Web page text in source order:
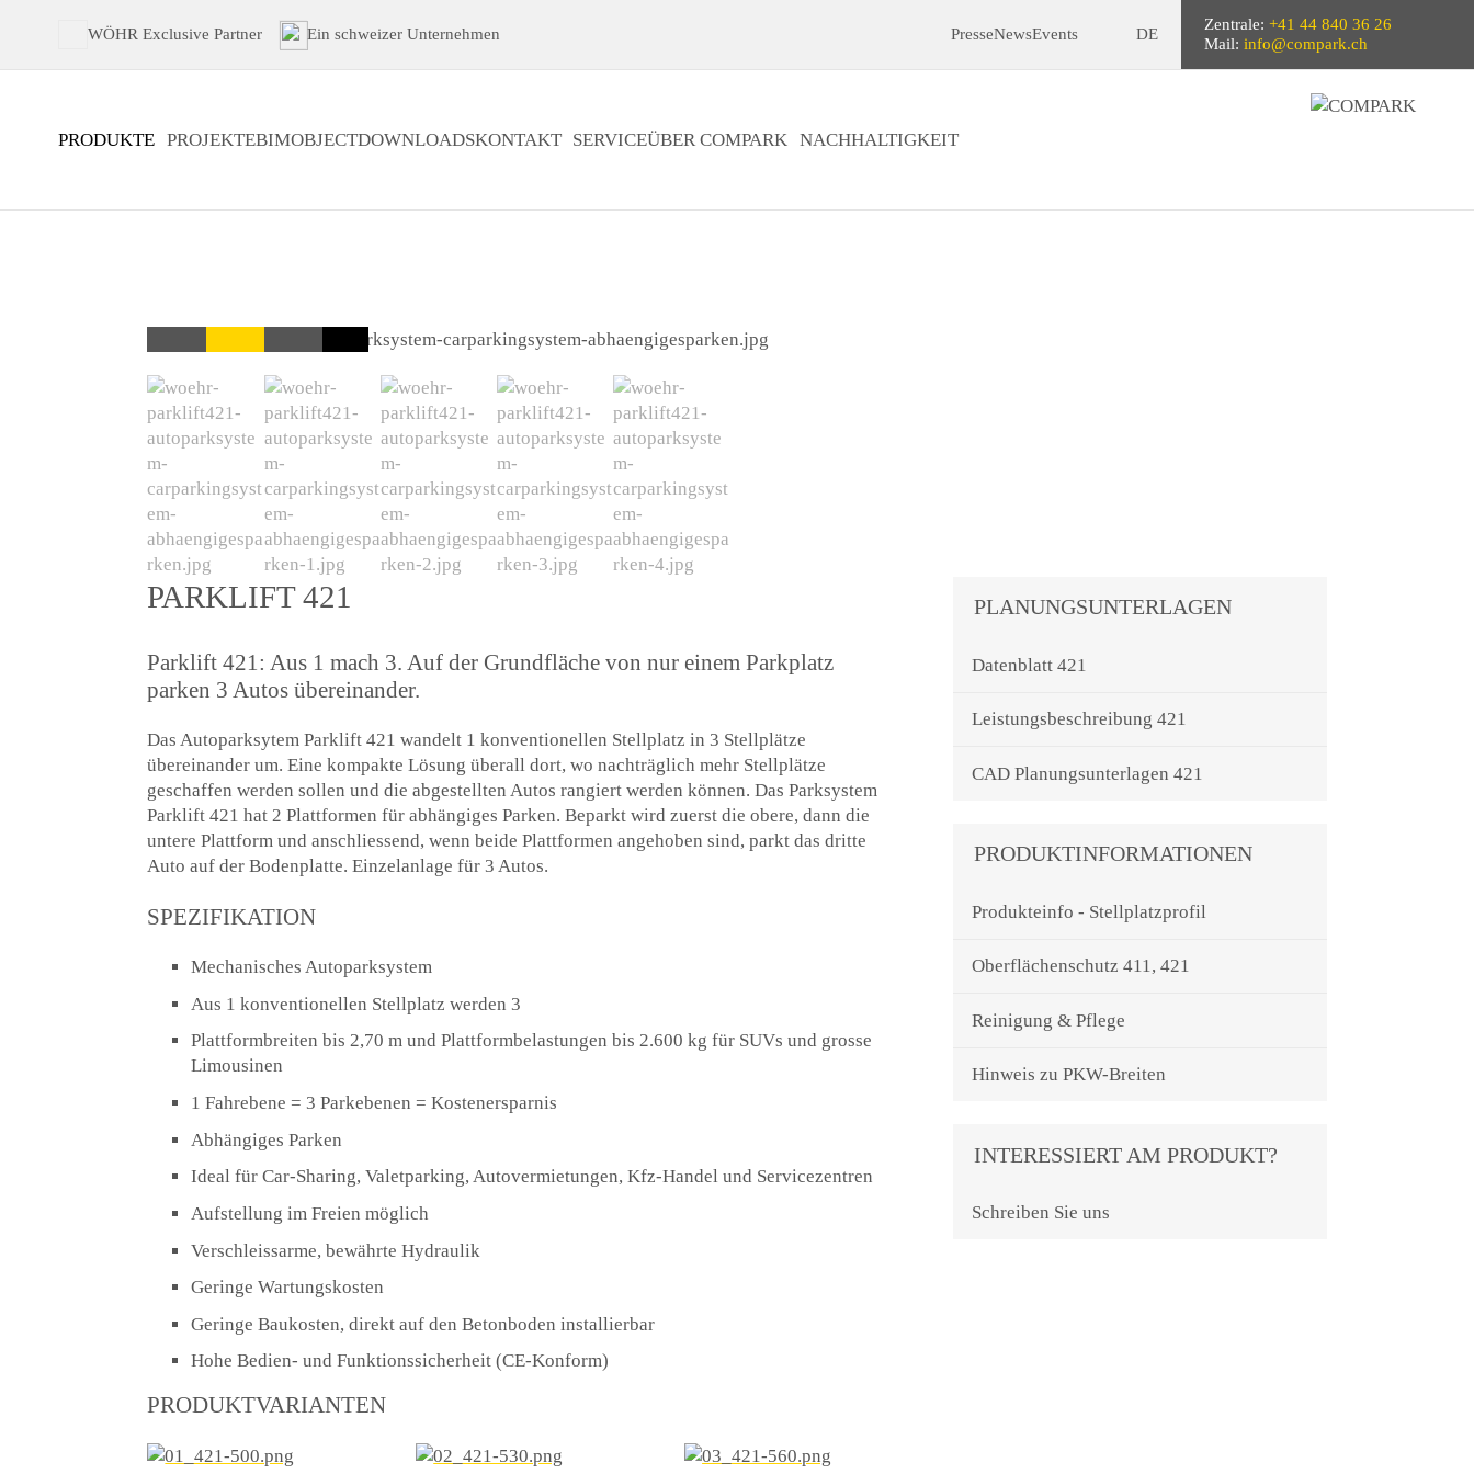
WÖHR Exclusive Partner Ein schweizer Unternehmen PresseNewsEvents DE
Zentrale:+41 44 840 36 26
Mail:info@compark.ch
PRODUKTE PROJEKTEBIMOBJECTDOWNLOADSKONTAKT SERVICEÜBER COMPARK NACHHALTIGKEIT
PARKLIFT 421
Parklift 421: Aus 1 mach 3. Auf der Grundfläche von nur einem Parkplatz
parken 3 Autos übereinander.
Das Autoparksytem Parklift 421 wandelt 1 konventionellen Stellplatz in 3 Stellplätze
übereinander um. Eine kompakte Lösung überall dort, wo nachträglich mehr Stellplätze
geschaffen werden sollen und die abgestellten Autos rangiert werden können. Das Parksystem
Parklift 421 hat 2 Plattformen für abhängiges Parken. Beparkt wird zuerst die obere, dann die
untere Plattform und anschliessend, wenn beide Plattformen angehoben sind, parkt das dritte
Auto auf der Bodenplatte. Einzelanlage für 3 Autos.
SPEZIFIKATION
Mechanisches Autoparksystem
Aus 1 konventionellen Stellplatz werden 3
Plattformbreiten bis 2,70 m und Plattformbelastungen bis 2.600 kg für SUVs und grosse
Limousinen
1 Fahrebene = 3 Parkebenen = Kostenersparnis
Abhängiges Parken
Ideal für Car-Sharing, Valetparking, Autovermietungen, Kfz-Handel und Servicezentren
Aufstellung im Freien möglich
Verschleissarme, bewährte Hydraulik
Geringe Wartungskosten
Geringe Baukosten, direkt auf den Betonboden installierbar
Hohe Bedien- und Funktionssicherheit (CE-Konform)
PRODUKTVARIANTEN
PLANUNGSUNTERLAGEN
Datenblatt 421
Leistungsbeschreibung 421
CAD Planungsunterlagen 421
PRODUKTINFORMATIONEN
Produkteinfo - Stellplatzprofil
Oberflächenschutz 411, 421
Reinigung & Pflege
Hinweis zu PKW-Breiten
INTERESSIERT AM PRODUKT?
Schreiben Sie uns